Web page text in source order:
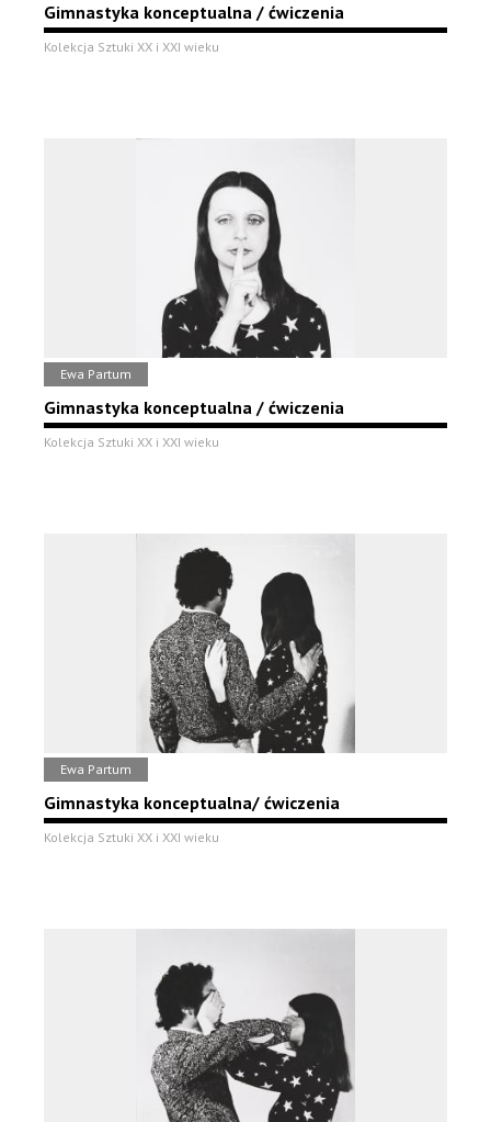
Gimnastyka konceptualna / ćwiczenia
Kolekcja Sztuki XX i XXI wieku
Ewa Partum
Gimnastyka konceptualna / ćwiczenia
Kolekcja Sztuki XX i XXI wieku
Ewa Partum
Gimnastyka konceptualna/ ćwiczenia
Kolekcja Sztuki XX i XXI wieku